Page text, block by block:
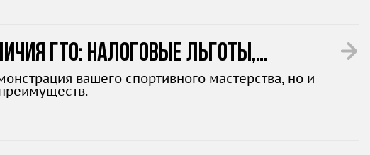
ГТО: налоговые льготы,
вашего спортивного мастерства, но и